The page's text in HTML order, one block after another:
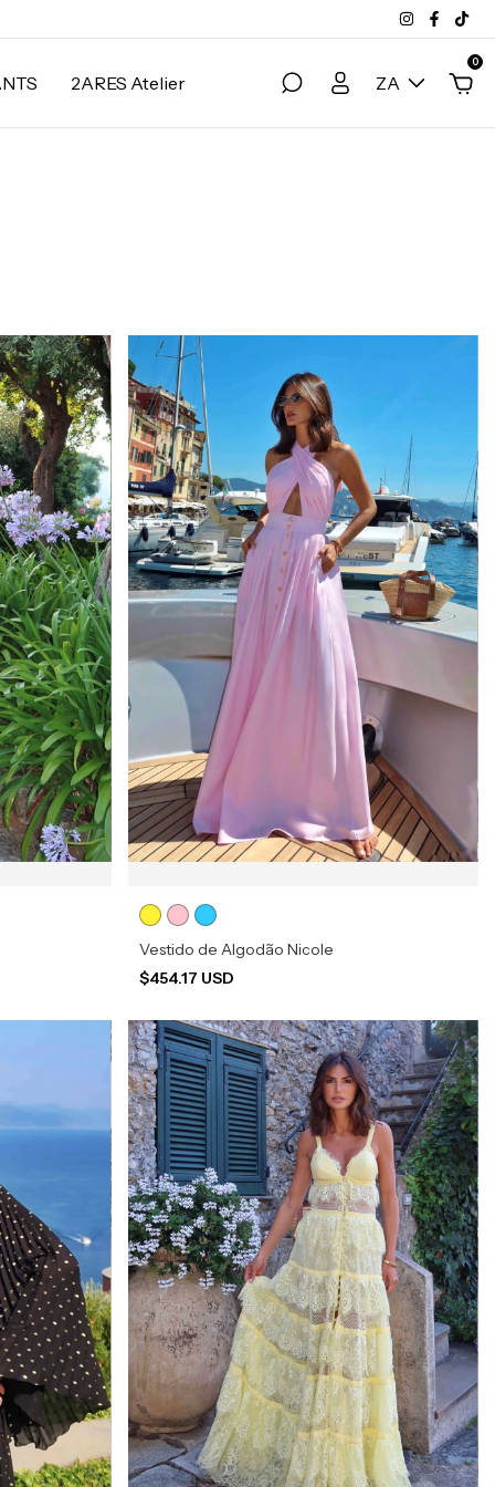
2ARES Atelier ZA
0
Vestido de Algodão Nicole
$454.17 USD